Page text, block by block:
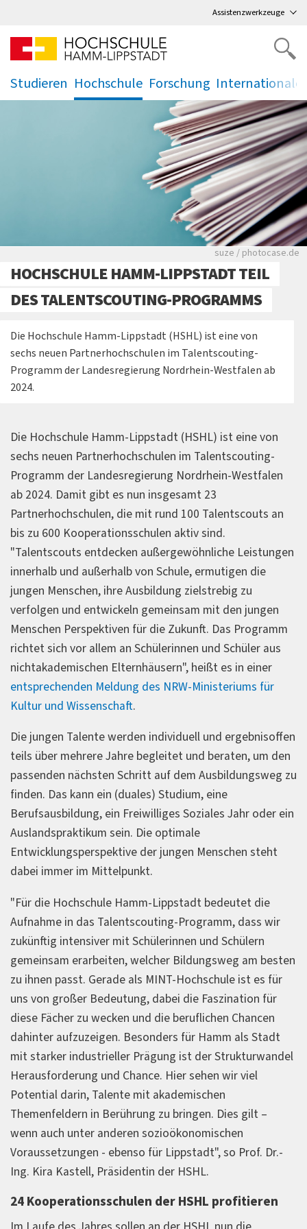
Assistenzwerkzeuge
Studieren
.
Hochschule
.
Forschung
. .
Viele Zeitungen.
suze / photocase.de
HOCHSCHULE HAMM-LIPPSTADT TEIL
DES TALENTSCOUTING-PROGRAMMS
Die Hochschule Hamm-Lippstadt (HSHL) ist eine von
sechs neuen Partnerhochschulen im Talentscouting-
Programm der Landesregierung Nordrhein-Westfalen ab
2024.
Die Hochschule Hamm-Lippstadt (HSHL) ist eine von
sechs neuen Partnerhochschulen im Talentscouting-
Programm der Landesregierung Nordrhein-Westfalen
ab 2024. Damit gibt es nun insgesamt 23
Partnerhochschulen, die mit rund 100 Talentscouts an
bis zu 600 Kooperationsschulen aktiv sind.
"Talentscouts entdecken außergewöhnliche Leistungen
innerhalb und außerhalb von Schule, ermutigen die
jungen Menschen, ihre Ausbildung zielstrebig zu
verfolgen und entwickeln gemeinsam mit den jungen
Menschen Perspektiven für die Zukunft. Das Programm
richtet sich vor allem an Schülerinnen und Schüler aus
nichtakademischen Elternhäusern", heißt es in einer
entsprechenden Meldung des NRW-Ministeriums für
Kultur und Wissenschaft.
Die jungen Talente werden individuell und ergebnisoffen
teils über mehrere Jahre begleitet und beraten, um den
passenden nächsten Schritt auf dem Ausbildungsweg zu
finden. Das kann ein (duales) Studium, eine
Berufsausbildung, ein Freiwilliges Soziales Jahr oder ein
Auslandspraktikum sein. Die optimale
Entwicklungsperspektive der jungen Menschen steht
dabei immer im Mittelpunkt.
"Für die Hochschule Hamm-Lippstadt bedeutet die
Aufnahme in das Talentscouting-Programm, dass wir
zukünftig intensiver mit Schülerinnen und Schülern
gemeinsam erarbeiten, welcher Bildungsweg am besten
zu ihnen passt. Gerade als MINT-Hochschule ist es für
uns von großer Bedeutung, dabei die Faszination für
diese Fächer zu wecken und die beruflichen Chancen
dahinter aufzuzeigen. Besonders für Hamm als Stadt
mit starker industrieller Prägung ist der Strukturwandel
Herausforderung und Chance. Hier sehen wir viel
Potential darin, Talente mit akademischen
Themenfeldern in Berührung zu bringen. Dies gilt –
wenn auch unter anderen sozioökonomischen
Voraussetzungen - ebenso für Lippstadt", so Prof. Dr.-
Ing. Kira Kastell, Präsidentin der HSHL.
24 Kooperationsschulen der HSHL profitieren